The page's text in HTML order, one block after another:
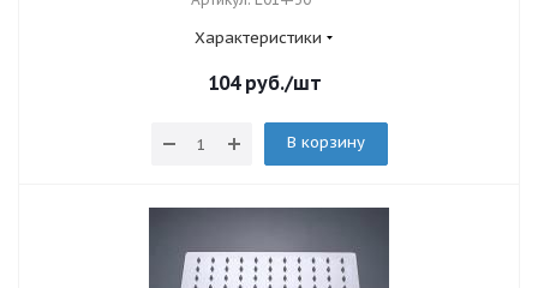
Характеристики
104руб./шт
В корзину